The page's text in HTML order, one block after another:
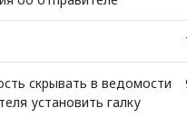
скрывать в ведомости
установить галку